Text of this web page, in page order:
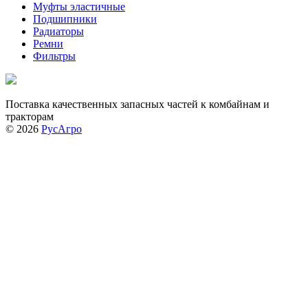
Муфты эластичные
Подшипники
Радиаторы
Ремни
Фильтры
Поставка качественных запасных частей к комбайнам и
тракторам
© 2026 РусАгро